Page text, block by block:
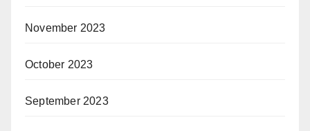
November 2023
October 2023
September 2023